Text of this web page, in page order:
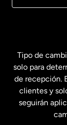
Tipo de
solo para
de recepción.
clientes y
seguirán